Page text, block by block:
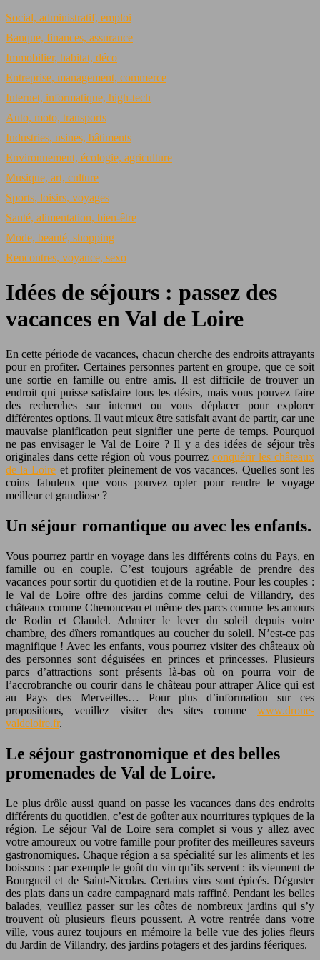
Social, administratif, emploi
Banque, finances, assurance
Immobilier, habitat, déco
Entreprise, management, commerce
Internet, informatique, high-tech
Auto, moto, transports
Industries, usines, bâtiments
Environnement, écologie, agriculture
Musique, art, culture
Sports, loisirs, voyages
Santé, alimentation, bien-être
Mode, beauté, shopping
Rencontres, voyance, sexo
Idées de séjours : passez des
vacances en Val de Loire
En cette période de vacances, chacun cherche des endroits attrayants
pour en profiter. Certaines personnes partent en groupe, que ce soit
une sortie en famille ou entre amis. Il est difficile de trouver un
endroit qui puisse satisfaire tous les désirs, mais vous pouvez faire
des recherches sur internet ou vous déplacer pour explorer
différentes options. Il vaut mieux être satisfait avant de partir, car une
mauvaise planification peut signifier une perte de temps. Pourquoi
ne pas envisager le Val de Loire ? Il y a des idées de séjour très
originales dans cette région où vous pourrez conquérir les châteaux
de la Loire et profiter pleinement de vos vacances. Quelles sont les
coins fabuleux que vous pouvez opter pour rendre le voyage
meilleur et grandiose ?
Un séjour romantique ou avec les enfants.
Vous pourrez partir en voyage dans les différents coins du Pays, en
famille ou en couple. C’est toujours agréable de prendre des
vacances pour sortir du quotidien et de la routine. Pour les couples :
le Val de Loire offre des jardins comme celui de Villandry, des
châteaux comme Chenonceau et même des parcs comme les amours
de Rodin et Claudel. Admirer le lever du soleil depuis votre
chambre, des dîners romantiques au coucher du soleil. N’est-ce pas
magnifique ! Avec les enfants, vous pourrez visiter des châteaux où
des personnes sont déguisées en princes et princesses. Plusieurs
parcs d’attractions sont présents là-bas où on pourra voir de
l’accrobranche ou courir dans le château pour attraper Alice qui est
au Pays des Merveilles… Pour plus d’information sur ces
propositions, veuillez visiter des sites comme www.drone-
valdeloire.fr.
Le séjour gastronomique et des belles
promenades de Val de Loire.
Le plus drôle aussi quand on passe les vacances dans des endroits
différents du quotidien, c’est de goûter aux nourritures typiques de la
région. Le séjour Val de Loire sera complet si vous y allez avec
votre amoureux ou votre famille pour profiter des meilleures saveurs
gastronomiques. Chaque région a sa spécialité sur les aliments et les
boissons : par exemple le goût du vin qu’ils servent : ils viennent de
Bourgueil et de Saint-Nicolas. Certains vins sont épicés. Déguster
des plats dans un cadre campagnard mais raffiné. Pendant les belles
balades, veuillez passer sur les côtes de nombreux jardins qui s’y
trouvent où plusieurs fleurs poussent. A votre rentrée dans votre
ville, vous aurez toujours en mémoire la belle vue des jolies fleurs
du Jardin de Villandry, des jardins potagers et des jardins féeriques.